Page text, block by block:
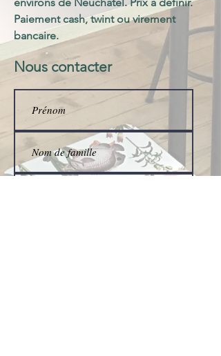
Paiement cash, twint ou virement
bancaire.
Nous contacter